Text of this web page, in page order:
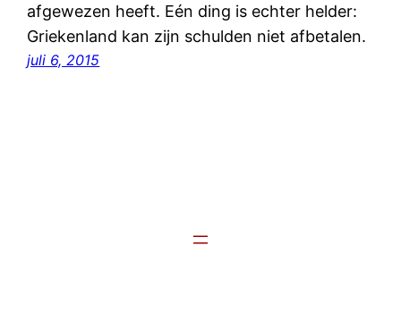
afgewezen heeft. Eén ding is echter helder:
Griekenland kan zijn schulden niet afbetalen.
juli 6, 2015